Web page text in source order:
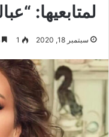
لمتابعيها:
سبتمبر 18, 2020 1